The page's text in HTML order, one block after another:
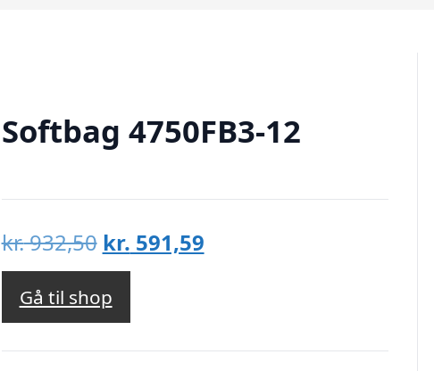
Softbag 4750FB3-12
kr.932,50 Den
oprindelige
pris
var:
kr. 932,50.
kr. 591,59Den
kr. 591,59.
Gå til shop